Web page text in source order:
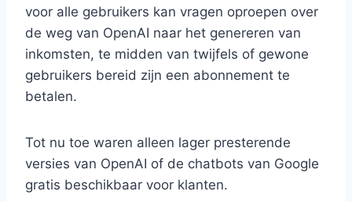
voor alle gebruikers kan vragen oproepen over
de weg van OpenAI naar het genereren van
inkomsten, te midden van twijfels of gewone
gebruikers bereid zijn een abonnement te
betalen.
Tot nu toe waren alleen lager presterende
versies van OpenAI of de chatbots van Google
gratis beschikbaar voor klanten.